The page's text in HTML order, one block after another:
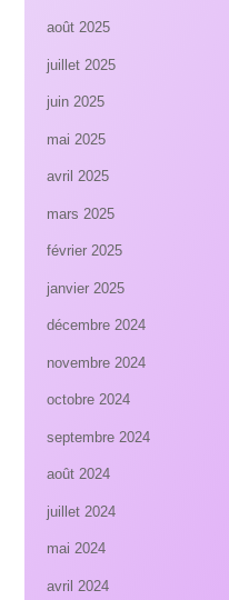
août 2025
juillet 2025
juin 2025
mai 2025
avril 2025
mars 2025
février 2025
janvier 2025
décembre 2024
novembre 2024
octobre 2024
septembre 2024
août 2024
juillet 2024
mai 2024
avril 2024